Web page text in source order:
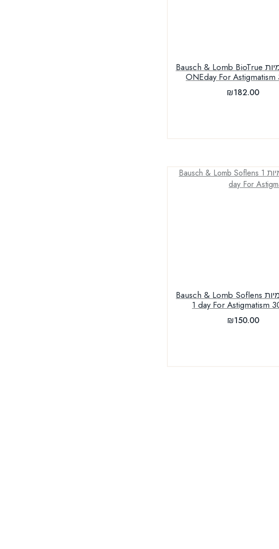
עדשות יומיות Bausch & Lomb BioTrue
ONEday For
₪182.00
עדשות יומיות Bausch & Lomb Soflens
1 day For Astigmatism
₪150.00